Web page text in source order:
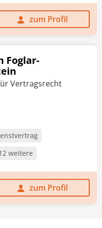
zum Profil
Foglar-
Vertragsrecht
weitere
zum Profil